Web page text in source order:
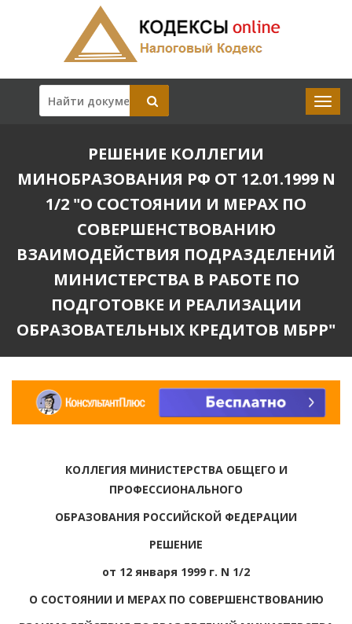
РЕШЕНИЕ КОЛЛЕГИИ
МИНОБРАЗОВАНИЯ РФ ОТ 12.01.1999 N
1/2 "О СОСТОЯНИИ И МЕРАХ ПО
СОВЕРШЕНСТВОВАНИЮ
ВЗАИМОДЕЙСТВИЯ ПОДРАЗДЕЛЕНИЙ
МИНИСТЕРСТВА В РАБОТЕ ПО
ПОДГОТОВКЕ И РЕАЛИЗАЦИИ
ОБРАЗОВАТЕЛЬНЫХ КРЕДИТОВ МБРР"
КОЛЛЕГИЯ МИНИСТЕРСТВА ОБЩЕГО И
ПРОФЕССИОНАЛЬНОГО
ОБРАЗОВАНИЯ РОССИЙСКОЙ ФЕДЕРАЦИИ
РЕШЕНИЕ
от 12 января 1999 г. N 1/2
О СОСТОЯНИИ И МЕРАХ ПО СОВЕРШЕНСТВОВАНИЮ